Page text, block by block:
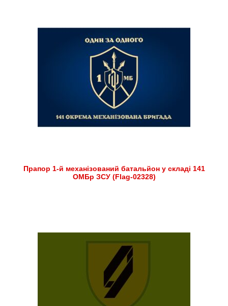
Прапор 1-й механізований батальйон у складі 141
ОМБр ЗСУ (Flag-02328)